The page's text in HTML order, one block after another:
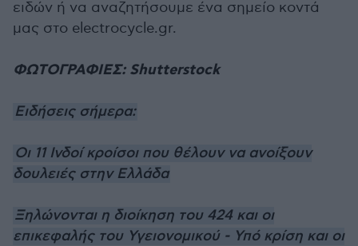
ειδών ή να αναζητήσουμε ένα σημείο κοντά
μας στο electrocycle.gr.
ΦΩΤΟΓΡΑΦΙΕΣ: Shutterstock
Ειδήσεις σήμερα:
Oι 11 Ινδοί κροίσοι που θέλουν να ανοίξουν
δουλειές στην Ελλάδα
Ξηλώνονται η διοίκηση του 424 και οι
επικεφαλής του Υγειονομικού - Υπό κρίση και οι